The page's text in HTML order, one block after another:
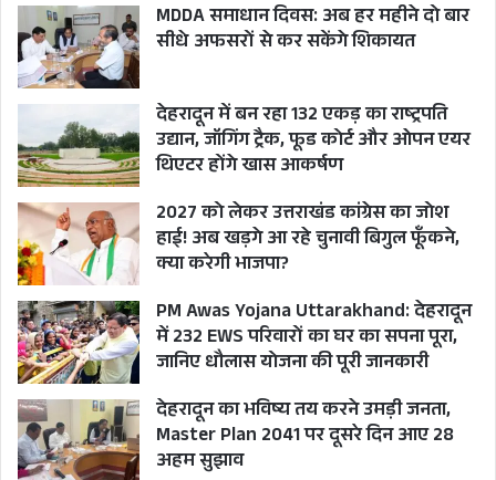
MDDA समाधान दिवस: अब हर महीने दो बार
सीधे अफसरों से कर सकेंगे शिकायत
देहरादून में बन रहा 132 एकड़ का राष्ट्रपति
उद्यान, जॉगिंग ट्रैक, फूड कोर्ट और ओपन एयर
थिएटर होंगे खास आकर्षण
2027 को लेकर उत्तराखंड कांग्रेस का जोश
हाई! अब खड़गे आ रहे चुनावी बिगुल फूँकने,
क्या करेगी भाजपा?
PM Awas Yojana Uttarakhand: देहरादून
में 232 EWS परिवारों का घर का सपना पूरा,
जानिए धौलास योजना की पूरी जानकारी
देहरादून का भविष्य तय करने उमड़ी जनता,
Master Plan 2041 पर दूसरे दिन आए 28
अहम सुझाव